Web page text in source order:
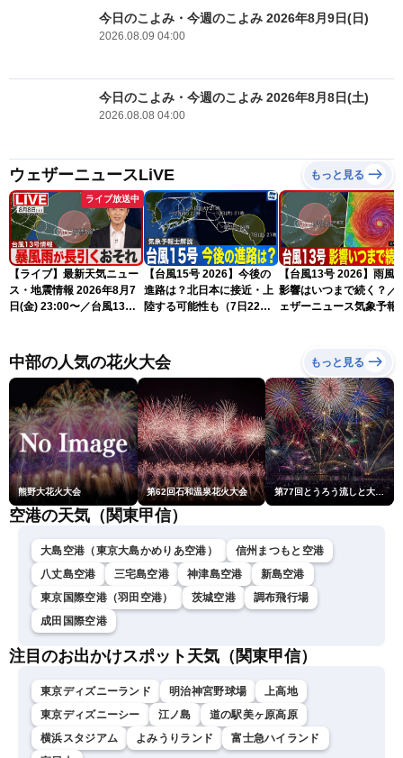
今日のこよみ・今週のこよみ 2026年8月9日(日)
2026.08.09 04:00
今日のこよみ・今週のこよみ 2026年8月8日(土)
2026.08.08 04:00
ウェザーニュースLiVE もっと見る
ライブ放送中
【ライブ】最新天気ニュー
ス・地震情報 2026年8月7
日(金) 23:00〜／台風13号
【台風15号 2026】今後の
進路は？北日本に接近・上
陸する可能性も（7日22時
【台風13号 2026】雨風
影響はいつまで続く？／
ェザーニュース気象予報
中部の人気の花火大会 もっと見る
熊野大花火大会 第62回石和温泉花火大会
空港の天気（関東甲信）
大島空港（東京大島かめりあ空港）
信州まつもと空港
八丈島空港
三宅島空港 神津島空港
新島空港
東京国際空港（羽田空港）
茨城空港
調布飛行場
成田国際空港
注目のお出かけスポット天気（関東甲信）
東京ディズニーランド 明治神宮野球場
上高地
東京ディズニーシー
江ノ島
道の駅美ヶ原高原
横浜スタジアム
よみうりランド
富士急ハイランド